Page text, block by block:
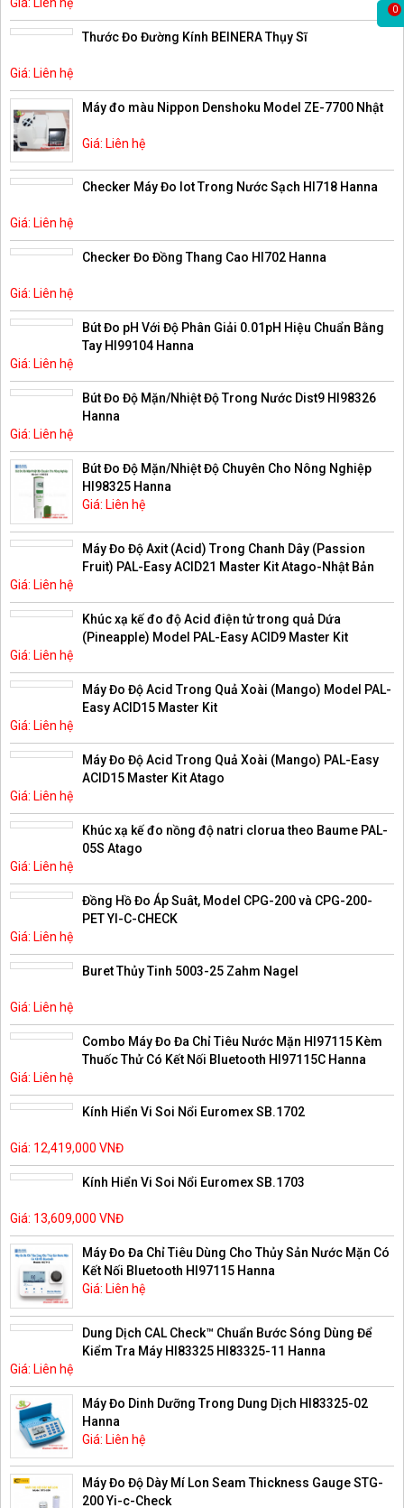
0
Thước Đo Đường Kính BEINERA Thụy Sĩ
Giá: Liên hệ
Máy đo màu Nippon Denshoku Model ZE-7700 Nhật
Giá: Liên hệ
Checker Máy Đo Iot Trong Nước Sạch HI718 Hanna
Giá: Liên hệ
Checker Đo Đồng Thang Cao HI702 Hanna
Giá: Liên hệ
Bút Đo pH Với Độ Phân Giải 0.01pH Hiệu Chuẩn Bằng
Tay HI99104 Hanna
Giá: Liên hệ
Bút Đo Độ Mặn/Nhiệt Độ Trong Nước Dist9 HI98326
Hanna
Giá: Liên hệ
Bút Đo Độ Mặn/Nhiệt Độ Chuyên Cho Nông Nghiệp
HI98325 Hanna
Giá: Liên hệ
Máy Đo Độ Axit (Acid) Trong Chanh Dây (Passion
Fruit) PAL-Easy ACID21 Master Kit Atago-Nhật Bản
Giá: Liên hệ
Khúc xạ kế đo độ Acid điện tử trong quả Dứa
(Pineapple) Model PAL-Easy ACID9 Master Kit
Giá: Liên hệ
Máy Đo Độ Acid Trong Quả Xoài (Mango) Model PAL-
Easy ACID15 Master Kit
Giá: Liên hệ
Máy Đo Độ Acid Trong Quả Xoài (Mango) PAL-Easy
ACID15 Master Kit Atago
Giá: Liên hệ
Khúc xạ kế đo nồng độ natri clorua theo Baume PAL-
05S Atago
Giá: Liên hệ
Đồng Hồ Đo Áp Suât, Model CPG-200 và CPG-200-
PET YI-C-CHECK
Giá: Liên hệ
Buret Thủy Tinh 5003-25 Zahm Nagel
Giá: Liên hệ
Combo Máy Đo Đa Chỉ Tiêu Nước Mặn HI97115 Kèm
Thuốc Thử Có Kết Nối Bluetooth HI97115C Hanna
Giá: Liên hệ
Kính Hiển Vi Soi Nổi Euromex SB.1702
Giá: 12,419,000 VNĐ
Kính Hiển Vi Soi Nổi Euromex SB.1703
Giá: 13,609,000 VNĐ
Máy Đo Đa Chỉ Tiêu Dùng Cho Thủy Sản Nước Mặn Có
Kết Nối Bluetooth HI97115 Hanna
Giá: Liên hệ
Dung Dịch CAL Check™ Chuẩn Bước Sóng Dùng Để
Kiểm Tra Máy HI83325 HI83325-11 Hanna
Giá: Liên hệ
Máy Đo Dinh Dưỡng Trong Dung Dịch HI83325-02
Hanna
Giá: Liên hệ
Máy Đo Độ Dày Mí Lon Seam Thickness Gauge STG-
200 Yi-c-Check